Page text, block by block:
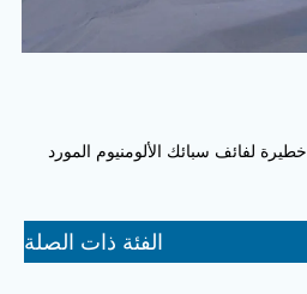
الكلمات الساخنة: الصين 1xxx خطيرة لفائف سبائك الألومنيوم المورد
الفئة ذات الصلة